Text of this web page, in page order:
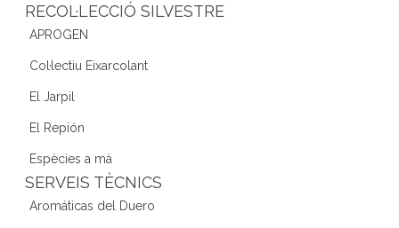
RECOL·LECCIÓ SILVESTRE
APROGEN
Col·lectiu Eixarcolant
El Jarpil
El Repión
Espècies a mà
SERVEIS TÈCNICS
Aromáticas del Duero